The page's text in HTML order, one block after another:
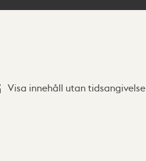
Visa innehåll utan tidsangivelse